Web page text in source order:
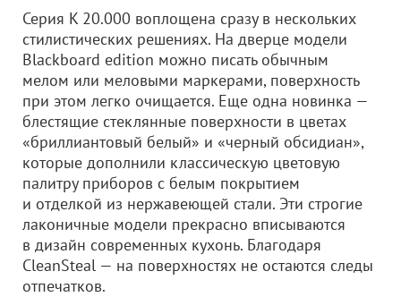
Серия K 20.000 воплощена сразу в нескольких
стилистических решениях. На дверце модели
Blackboard edition можно писать обычным
мелом или меловыми маркерами, поверхность
при этом легко очищается. Еще одна новинка —
блестящие стеклянные поверхности в цветах
«бриллиантовый белый» и «черный обсидиан»,
которые дополнили классическую цветовую
палитру приборов с белым покрытием
и отделкой из нержавеющей стали. Эти строгие
лаконичные модели прекрасно вписываются
в дизайн современных кухонь. Благодаря
CleanSteal — на поверхностях не остаются следы
отпечатков.